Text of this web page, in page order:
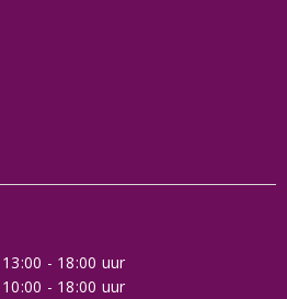
13:00 - 18:00 uur
10:00 - 18:00 uur